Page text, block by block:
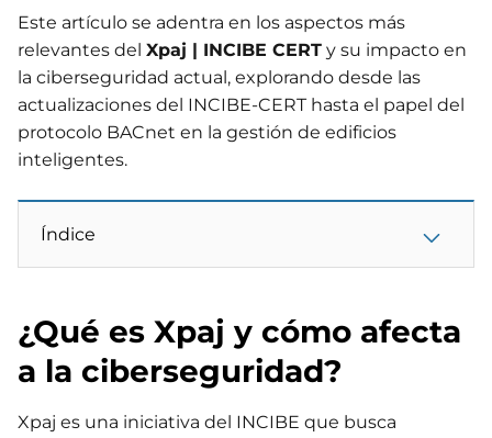
Este artículo se adentra en los aspectos más
relevantes del Xpaj | INCIBE CERT y su impacto en
la ciberseguridad actual, explorando desde las
actualizaciones del INCIBE-CERT hasta el papel del
protocolo BACnet en la gestión de edificios
inteligentes.
Índice
¿Qué es Xpaj y cómo afecta
a la ciberseguridad?
Xpaj es una iniciativa del INCIBE que busca